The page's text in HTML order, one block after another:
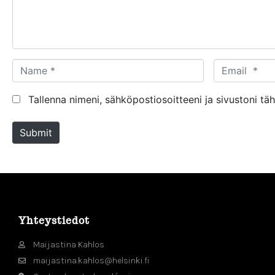
a
m
*
m
a
Tallenna nimeni, sähköpostiosoitteeni ja sivustoni
Submit
Yhteystiedot
Maijastina Kahlos
maijastina.kahlos@helsinki.fi